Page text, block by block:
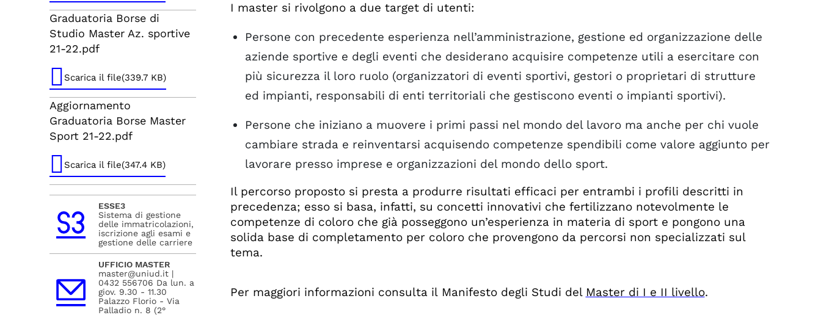
I master si rivolgono a due target di utenti:
Persone con precedente esperienza nell’amministrazione, gestione ed organizzazione delle
aziende sportive e degli eventi che desiderano acquisire competenze utili a esercitare con
più sicurezza il loro ruolo (organizzatori di eventi sportivi, gestori o proprietari di strutture
ed impianti, responsabili di enti territoriali che gestiscono eventi o impianti sportivi).
Persone che iniziano a muovere i primi passi nel mondo del lavoro ma anche per chi vuole
cambiare strada e reinventarsi acquisendo competenze spendibili come valore aggiunto per
lavorare presso imprese e organizzazioni del mondo dello sport.
Il percorso proposto si presta a produrre risultati efficaci per entrambi i profili descritti in
precedenza; esso si basa, infatti, su concetti innovativi che fertilizzano notevolmente le
competenze di coloro che già posseggono un’esperienza in materia di sport e pongono una
solida base di completamento per coloro che provengono da percorsi non specializzati sul
tema.
Per maggiori informazioni consulta il Manifesto degli Studi del Master di I e II livello.
Graduatoria Borse di
Studio Master Az. sportive
21-22.pdf
Scarica il file(339.7 KB)
Aggiornamento
Graduatoria Borse Master
Sport 21-22.pdf
Scarica il file(347.4 KB)
ESSE3
Sistema di gestione
delle immatricolazioni,
iscrizione agli esami e
gestione delle carriere
UFFICIO MASTER
master@uniud.it |
0432 556706 Da lun. a
giov. 9.30 - 11.30
Palazzo Florio - Via
Palladio n. 8 (2°